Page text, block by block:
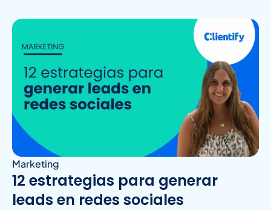
Marketing
12 estrategias para generar
leads en redes sociales